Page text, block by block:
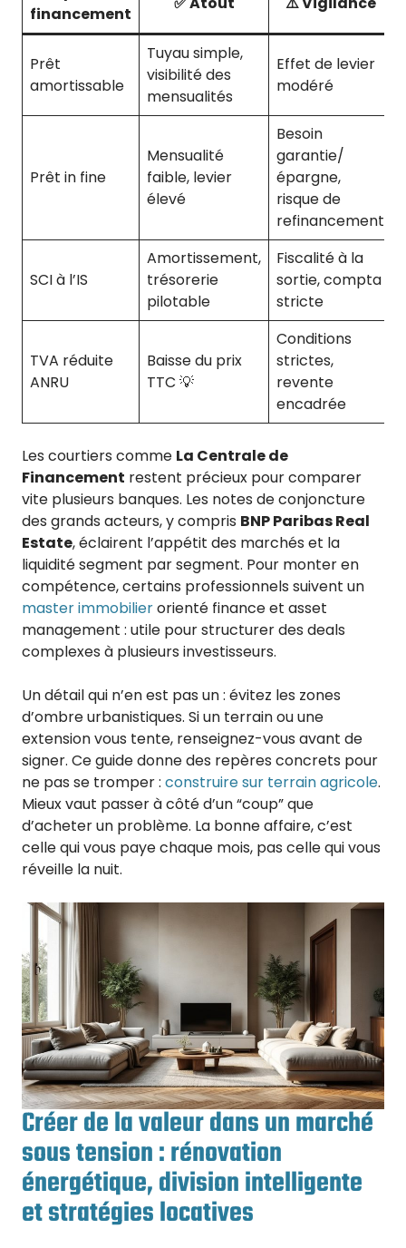
financement
Prêt
amortissable
Tuyau simple,
visibilité des
mensualités
Effet de levier
modéré
Prêt in fine
Mensualité
faible, levier
élevé
Besoin
garantie/
épargne,
risque de
refinancement
SCI à l’IS
Amortissement,
trésorerie
pilotable
Fiscalité à la
sortie, compta
stricte
TVA réduite
ANRU
Baisse du prix
TTC 💡
Conditions
strictes,
revente
encadrée
Les courtiers comme La Centrale de
Financement restent précieux pour comparer
vite plusieurs banques. Les notes de conjoncture
des grands acteurs, y compris BNP Paribas Real
Estate, éclairent l’appétit des marchés et la
liquidité segment par segment. Pour monter en
compétence, certains professionnels suivent un
master immobilierorienté finance et asset
management : utile pour structurer des deals
complexes à plusieurs investisseurs.
Un détail qui n’en est pas un : évitez les zones
d’ombre urbanistiques. Si un terrain ou une
extension vous tente, renseignez-vous avant de
signer. Ce guide donne des repères concrets pour
ne pas se tromper : construire sur terrain agricole.
Mieux vaut passer à côté d’un “coup” que
d’acheter un problème. La bonne affaire, c’est
celle qui vous paye chaque mois, pas celle qui vous
réveille la nuit.
Créer de la valeur dans un marché
sous tension : rénovation
énergétique, division intelligente
et stratégies locatives